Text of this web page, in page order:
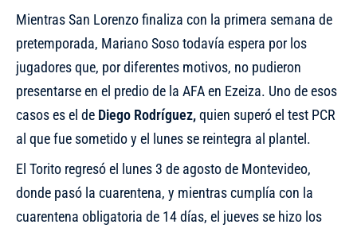
Mientras San Lorenzo finaliza con la primera semana de
pretemporada, Mariano Soso todavía espera por los
jugadores que, por diferentes motivos, no pudieron
presentarse en el predio de la AFA en Ezeiza. Uno de esos
casos es el de Diego Rodríguez,quien superó el test PCR
al que fue sometido y el lunes se reintegra al plantel.
El Torito regresó el lunes 3 de agosto de Montevideo,
donde pasó la cuarentena, y mientras cumplía con la
cuarentena obligatoria de 14 días, el jueves se hizo los